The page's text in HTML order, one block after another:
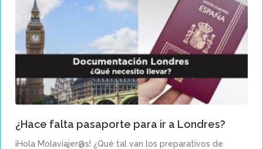
¿Hace falta pasaporte para ir a Londres?
¡Hola Molaviajer@s! ¿Qué tal van los preparativos de